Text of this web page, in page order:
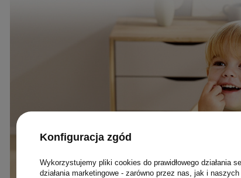
Konfiguracja zgód
Wykorzystujemy pliki cookies do prawidłowego działania
działania marketingowe - zarówno przez nas, jak i